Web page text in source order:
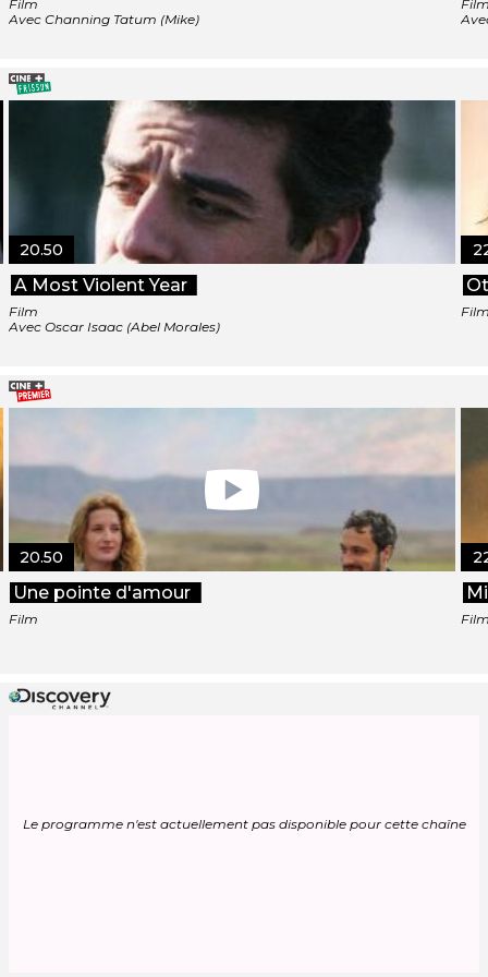
Film
Avec Channing Tatum (Mike)
20.50
A Most Violent Year
Film
Avec Oscar Isaac (Abel Morales)
20.50
Une pointe d'amour
Film
Le programme n'est actuellement pas disponible pour cette chaîne